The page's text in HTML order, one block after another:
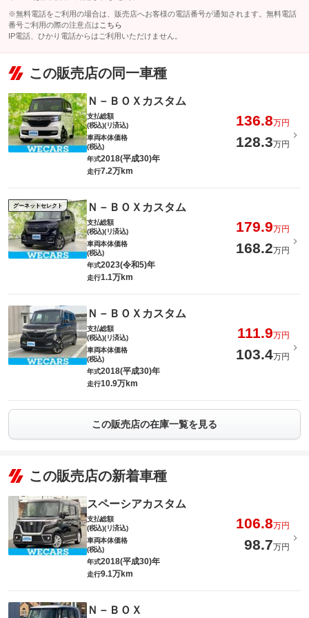
※無料電話をご利用の場合は、販売店へお客様の電話番号が通知されます。無料電話
番号ご利用の際の注意点は こちら
IP電話、ひかり電話からはご利用いただけません。
この販売店の同一車種
Ｎ－ＢＯＸカスタム
支払総額
(税込)(リ済込)
136.8万円
車両本体価格
(税込)
128.3万円
年式2018(平成30)年
走行7.2万km
グーネットセレクト Ｎ－ＢＯＸカスタム
支払総額
(税込)(リ済込)
179.9万円
車両本体価格
(税込)
168.2万円
年式2023(令和5)年
走行1.1万km
Ｎ－ＢＯＸカスタム
支払総額
(税込)(リ済込)
111.9万円
車両本体価格
(税込)
103.4万円
年式2018(平成30)年
走行10.9万km
この販売店の在庫一覧を見る
この販売店の新着車種
スペーシアカスタム
支払総額
(税込)(リ済込)
106.8万円
車両本体価格
(税込)
98.7万円
年式2018(平成30)年
走行9.1万km
Ｎ－ＢＯＸ